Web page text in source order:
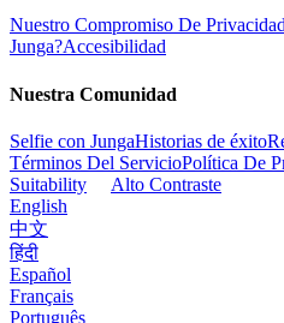
Nuestro Compromiso De Privacidad
Junga?Accesibilidad
Nuestra Comunidad
Selfie con JungaHistorias de éxito
Términos Del ServicioPolítica De
Suitability
Alto Contraste
English
中文
हिंदी
Español
Français
Português